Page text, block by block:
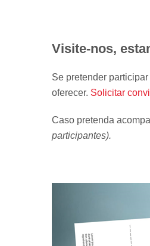
Visite-nos,
Se pretender
oferecer. Solicitar
Caso pretenda
participantes).